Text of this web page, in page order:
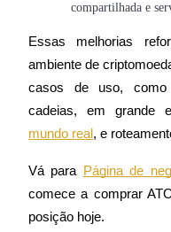
Estacamento
compartilhada e
Essas melhorias
ambiente de
casos de uso, como
cadeias, em grande
mundo real, e
Vá para Página de
comece a comprar
posição hoje.